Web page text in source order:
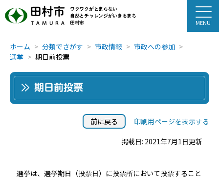
田村市
TAMURA
ワクワクがとまらない
自然とチャレンジがいきるまち
田村市
ホーム 分類でさがす 市政情報
市政への参加
選挙
期日前投票
期日前投票
前に戻る 印刷用ページを表示する
掲載日: 2021年7月1日更新
選挙は、選挙期日（投票日）に投票所において投票すること